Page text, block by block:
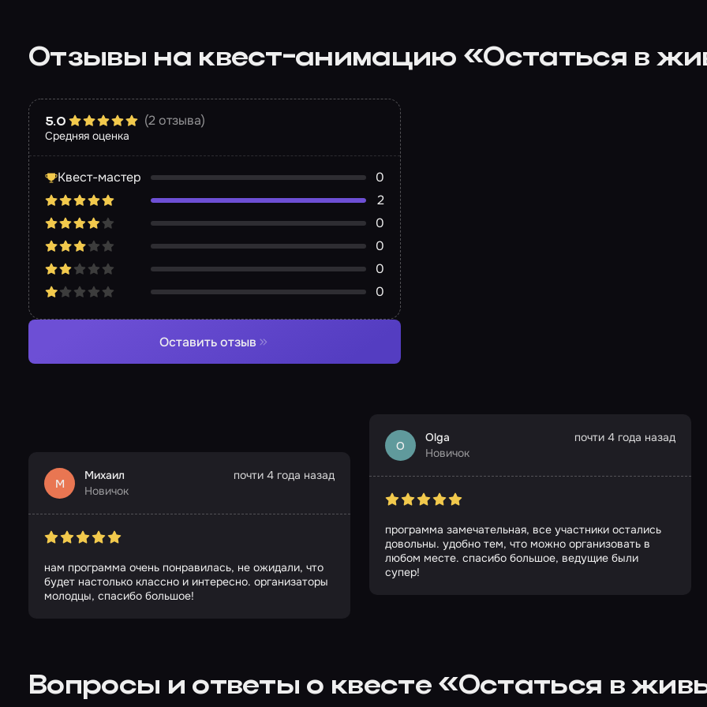
Отзывы на квест-анимацию «Остаться в
Средняя оценка
5.0 (2 отзыва)
Квест-мастер
0
2
0
0
0
0
Оставить отзыв
М
Михаил
Новичок
почти 4 года назад
нам программа очень понравилась, не ожидали, что
будет настолько классно и интересно. организаторы
молодцы, спасибо большое!
O
Olga
Новичок
почти 4 года назад
программа замечательная, все участники остались
довольны. удобно тем, что можно организовать в
любом месте. спасибо большое, ведущие были
супер!
Вопросы и ответы о квесте «Остаться в